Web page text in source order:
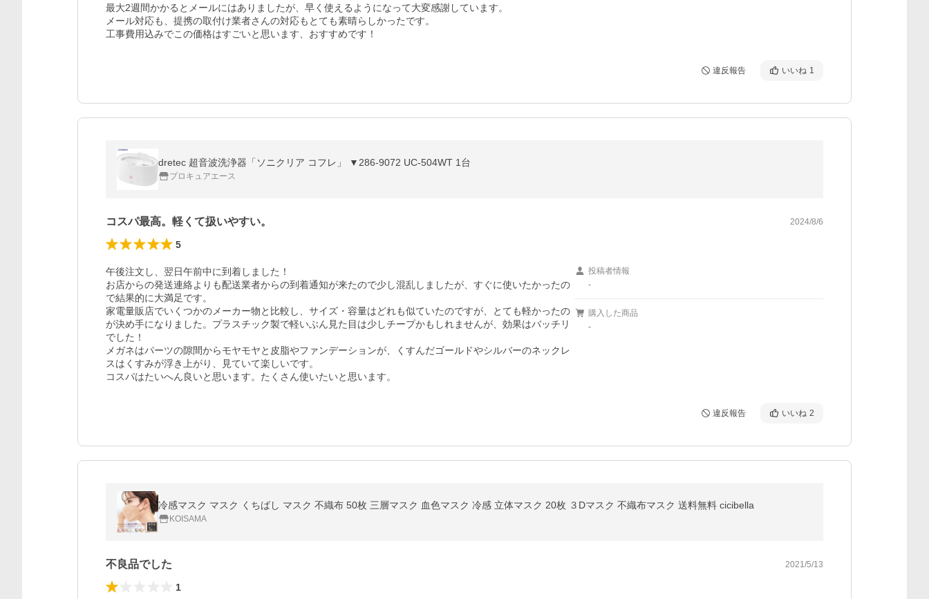
最大2週間かかるとメールにはありましたが、早く使えるようになって大変感謝しています。
メール対応も、提携の取付け業者さんの対応もとても素晴らしかったです。
工事費用込みでこの価格はすごいと思います、おすすめです！
違反報告 いいね 1
dretec 超音波洗浄器「ソニクリア コフレ」 ▼286-9072 UC-504WT 1台
プロキュアエース
コスパ最高。軽くて扱いやすい。 2024/8/6
5
午後注文し、翌日午前中に到着しました！
お店からの発送連絡よりも配送業者からの到着通知が来たので少し混乱しましたが、すぐに使いたかったの
で結果的に大満足です。
家電量販店でいくつかのメーカー物と比較し、サイズ・容量はどれも似ていたのですが、とても軽かったの
が決め手になりました。プラスチック製で軽いぶん見た目は少しチープかもしれませんが、効果はバッチリ
でした！
メガネはパーツの隙間からモヤモヤと皮脂やファンデーションが、くすんだゴールドやシルバーのネックレ
スはくすみが浮き上がり、見ていて楽しいです。
コスパはたいへん良いと思います。たくさん使いたいと思います。
投稿者情報
-
購入した商品
-
違反報告 いいね 2
冷感マスク マスク くちばし マスク 不織布 50枚 三層マスク 血色マスク 冷感 立体マスク 20枚 ３Dマスク 不織布マスク 送料無料 cicibella
KOISAMA
不良品でした 2021/5/13
1